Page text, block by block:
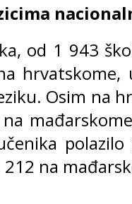
od 1 943
Osim na
na